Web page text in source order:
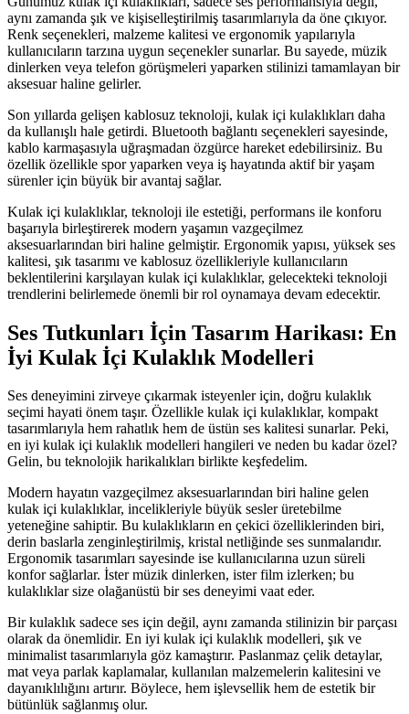
aynı zamanda şık ve kişiselleştirilmiş tasarımlarıyla da öne çıkıyor.
Renk seçenekleri, malzeme kalitesi ve ergonomik yapılarıyla
kullanıcıların tarzına uygun seçenekler sunarlar. Bu sayede, müzik
dinlerken veya telefon görüşmeleri yaparken stilinizi tamamlayan bir
aksesuar haline gelirler.
Son yıllarda gelişen kablosuz teknoloji, kulak içi kulaklıkları daha
da kullanışlı hale getirdi. Bluetooth bağlantı seçenekleri sayesinde,
kablo karmaşasıyla uğraşmadan özgürce hareket edebilirsiniz. Bu
özellik özellikle spor yaparken veya iş hayatında aktif bir yaşam
sürenler için büyük bir avantaj sağlar.
Kulak içi kulaklıklar, teknoloji ile estetiği, performans ile konforu
başarıyla birleştirerek modern yaşamın vazgeçilmez
aksesuarlarından biri haline gelmiştir. Ergonomik yapısı, yüksek ses
kalitesi, şık tasarımı ve kablosuz özellikleriyle kullanıcıların
beklentilerini karşılayan kulak içi kulaklıklar, gelecekteki teknoloji
trendlerini belirlemede önemli bir rol oynamaya devam edecektir.
Ses Tutkunları İçin Tasarım Harikası: En
İyi Kulak İçi Kulaklık Modelleri
Ses deneyimini zirveye çıkarmak isteyenler için, doğru kulaklık
seçimi hayati önem taşır. Özellikle kulak içi kulaklıklar, kompakt
tasarımlarıyla hem rahatlık hem de üstün ses kalitesi sunarlar. Peki,
en iyi kulak içi kulaklık modelleri hangileri ve neden bu kadar özel?
Gelin, bu teknolojik harikalıkları birlikte keşfedelim.
Modern hayatın vazgeçilmez aksesuarlarından biri haline gelen
kulak içi kulaklıklar, incelikleriyle büyük sesler üretebilme
yeteneğine sahiptir. Bu kulaklıkların en çekici özelliklerinden biri,
derin baslarla zenginleştirilmiş, kristal netliğinde ses sunmalarıdır.
Ergonomik tasarımları sayesinde ise kullanıcılarına uzun süreli
konfor sağlarlar. İster müzik dinlerken, ister film izlerken; bu
kulaklıklar size olağanüstü bir ses deneyimi vaat eder.
Bir kulaklık sadece ses için değil, aynı zamanda stilinizin bir parçası
olarak da önemlidir. En iyi kulak içi kulaklık modelleri, şık ve
minimalist tasarımlarıyla göz kamaştırır. Paslanmaz çelik detaylar,
mat veya parlak kaplamalar, kullanılan malzemelerin kalitesini ve
dayanıklılığını artırır. Böylece, hem işlevsellik hem de estetik bir
bütünlük sağlanmış olur.